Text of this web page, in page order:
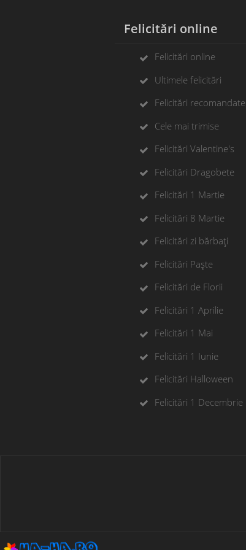
Felicitări online
Felicitări online
Ultimele felicitări
Felicitări recomandate
Cele mai trimise
Felicitări Valentine's
Felicitări Dragobete
Felicitări 1 Martie
Felicitări 8 Martie
Felicitări zi bărbați
Felicitări Paște
Felicitări de Florii
Felicitări 1 Aprilie
Felicitări 1 Mai
Felicitări 1 Iunie
Felicitări Halloween
Felicitări 1 Decembrie